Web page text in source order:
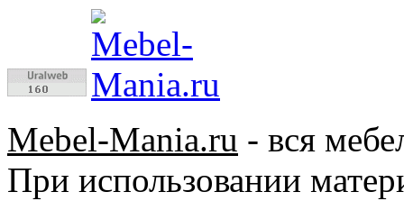
Mebel-Mania.ru - вся
При использовании